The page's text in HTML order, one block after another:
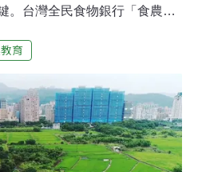
。台灣全民食物銀行「食農教
芒，提高台灣的糧食自給率，
會上指出，油芒種植期間不需
芒）不僅是良藥，更是國家的
住民文化的挑戰2022年起，台
教育——臺灣油芒復耕計
合作，復育抗旱耐鹽的油
育